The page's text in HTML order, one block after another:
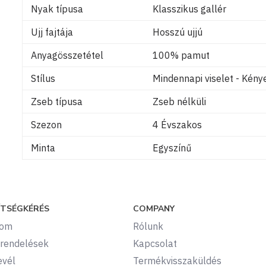
Nyak típusa
Klasszikus gallér
Ujj fajtája
Hosszú ujjú
Anyagösszetétel
100% pamut
Stílus
Mindennapi viselet -
Zseb típusa
Zseb nélküli
Szezon
4 Évszakos
Minta
Egyszínű
COMPANY
Rólunk
Kapcsolat
Termékvisszaküldés